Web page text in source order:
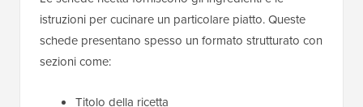
istruzioni per cucinare un particolare piatto. Queste
schede presentano spesso un formato strutturato con
sezioni come:
Titolo della ricetta